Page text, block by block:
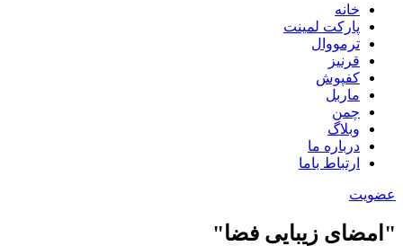
خانه
پارکت لمینت
ترمووال
قرنیز
کفپوش
ماربل
چمن
وبلاگ
درباره ما
ارتباط باما
عضویت
"امضای زیبایی فضا"